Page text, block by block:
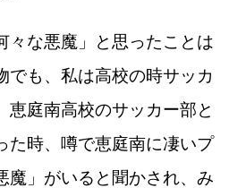
々な悪魔」と思ったことは
でも、私は高校の時サッカ
恵庭南高校のサッカー部と
た時、噂で恵庭南に凄いプ
魔」がいると聞かされ、み